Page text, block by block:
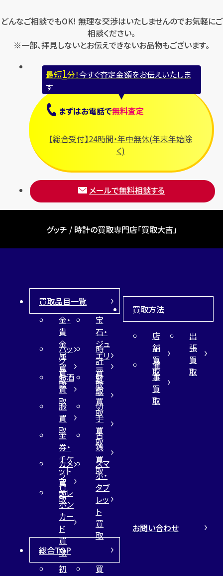
どんなご相談でもOK! 無理な交渉はいたしませんのでお気軽にご
相談ください。
※一部、拝見しないとお伝えできないお品物もございます。
最短1分！今すぐ査定金額をお伝えいたしま
す
まずはお電話で無料査定
【総合受付】24時間・年中無休(年末年始除
く)
メールで無料相談する
グッチ / 時計の買取専門店「買取大吉」
買取品目一覧
金・
貴
金
属
買
取
宝
石・
ジュ
エリ
ー
買
取
バッ
グ
買
取
時
計
買
取
お酒
買
取
財
布
買
取
服
買
取
切
手
買
取
金
券・
チケ
ット
買
取
古
銭
買
取
カメ
ラ
買
取
スマ
ホ・
タブ
レッ
ト
買
取
テレ
ホン
カー
ド
買
取
買取方法
店
舗
買
取
出
張
買
取
催
事
買
取
総合TOP
初
買
お問い合わせ